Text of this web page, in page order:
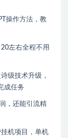
操作方法，教
左右全程不用
级技术升级，
成任务
，还能引流精
机项目，单机